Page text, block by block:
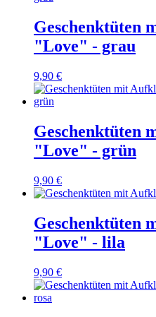
Geschenktüten
"Love" - grau
9,90 €
Geschenktüten
"Love" - grün
9,90 €
Geschenktüten
"Love" - lila
9,90 €